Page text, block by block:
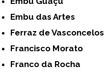
Embu das Artes
Ferraz de Vasconcelos
Francisco Morato
Franco da Rocha